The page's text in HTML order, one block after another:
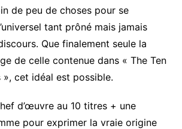
de peu de choses pour se
tant prôné mais jamais
Que finalement seule la
de celle contenue dans « The Ten
», cet idéal est possible.
d’œuvre au 10 titres + une
pour exprimer la vraie origine